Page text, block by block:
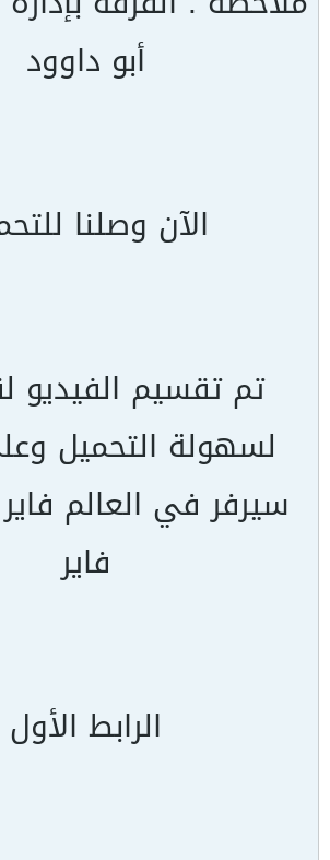
أبو داوود
الآن وصلنا
تم تقسيم الفيديو
لسهولة التحميل
سيرفر في العالم
فاير
الرابط الأول